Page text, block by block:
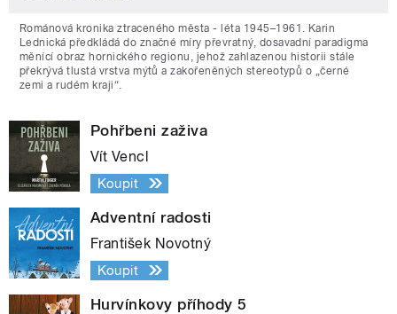
Románová kronika ztraceného města - léta 1945–1961. Karin
Lednická předkládá do značné míry převratný, dosavadní paradigma
měnící obraz hornického regionu, jehož zahlazenou historii stále
překrývá tlustá vrstva mýtů a zakořeněných stereotypů o „černé
zemi a rudém kraji“.
Pohřbeni zaživa
Vít Vencl
Koupit
Adventní radosti
František Novotný
Koupit
Hurvínkovy příhody 5